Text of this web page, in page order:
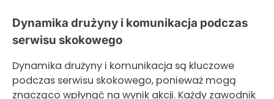
Dynamika drużyny i komunikacja podczas
serwisu skokowego
Dynamika drużyny i komunikacja są kluczowe
podczas serwisu skokowego, ponieważ mogą
znacząco wpłynąć na wynik akcji. Każdy zawodnik